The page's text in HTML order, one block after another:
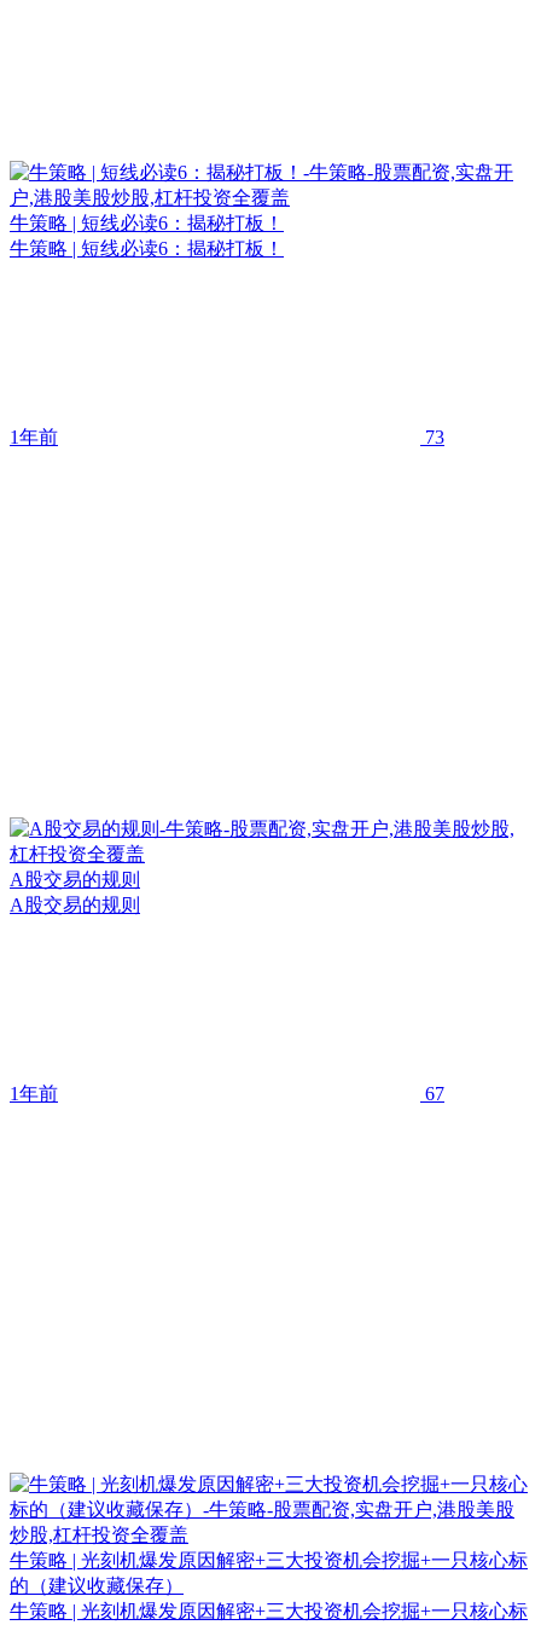
牛策略 | 短线必读6：揭秘打板！
牛策略 | 短线必读6：揭秘打板！
1年前 73
A股交易的规则
A股交易的规则
1年前 67
牛策略 | 光刻机爆发原因解密+三大投资机会挖掘+一只核心标
的（建议收藏保存）
牛策略 | 光刻机爆发原因解密+三大投资机会挖掘+一只核心标